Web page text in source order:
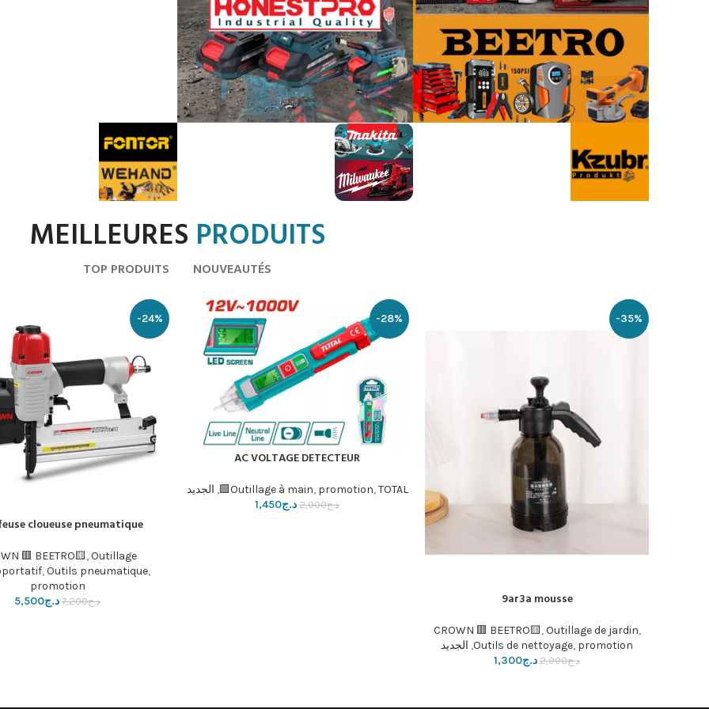
MEILLEURES PRODUITS
NOUVEAUTÉS
TOP PRODUITS
-35%
9ar3a mousse
CROWN 🟥 BEETRO🟨,Outillage de jardin,
Outils de nettoyage, promotion
, الجديد
د.ج2,000 د.ج1,300
-28%
إضافة إلى السلةAC VOLTAGE DETECTEUR
Outillage à main, promotion,TOTAL🟩
, الجديد
د.ج2,000 د.ج1,450
-24%
إضافة إلى السلة
cloueuse pneumatique
🟥 BEETRO🟨,Outillage
,Outils pneumatique,
promotion
د.ج7,200 د.ج5,500